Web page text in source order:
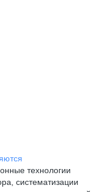
технологии
систематизации